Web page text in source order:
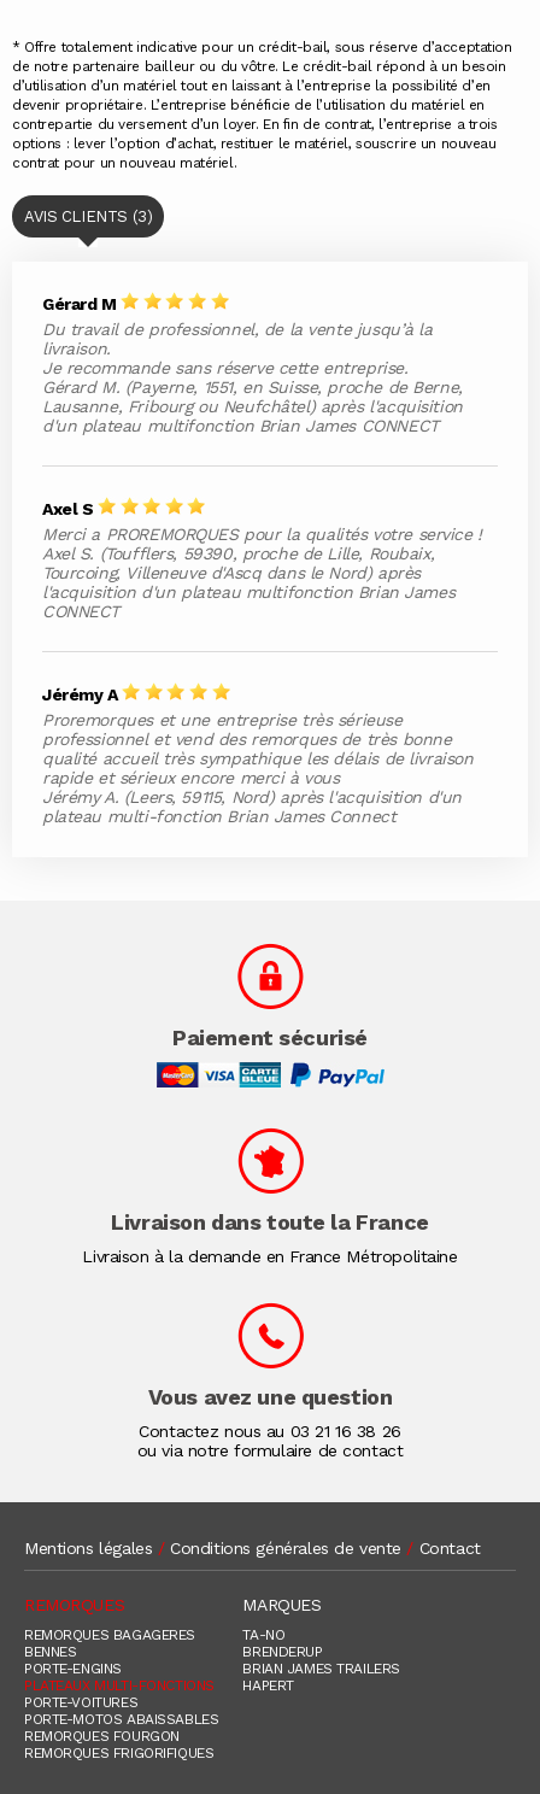
* Offre totalement indicative pour un crédit-bail, sous réserve d’acceptation
de notre partenaire bailleur ou du vôtre. Le crédit-bail répond à un besoin
d’utilisation d’un matériel tout en laissant à l’entreprise la possibilité d’en
devenir propriétaire. L’entreprise bénéficie de l’utilisation du matériel en
contrepartie du versement d’un loyer. En fin de contrat, l’entreprise a trois
options : lever l’option d’achat, restituer le matériel, souscrire un nouveau
contrat pour un nouveau matériel.
AVIS CLIENTS (3)
Gérard M
Du travail de professionnel, de la vente jusqu’à la
livraison.
Je recommande sans réserve cette entreprise.
Gérard M. (Payerne, 1551, en Suisse, proche de Berne,
Lausanne, Fribourg ou Neufchâtel) après l'acquisition
d'un plateau multifonction Brian James CONNECT
Axel S
Merci a PROREMORQUES pour la qualités votre service !
Axel S. (Toufflers, 59390, proche de Lille, Roubaix,
Tourcoing, Villeneuve d'Ascq dans le Nord) après
l'acquisition d'un plateau multifonction Brian James
CONNECT
Jérémy A
Proremorques et une entreprise très sérieuse
professionnel et vend des remorques de très bonne
qualité accueil très sympathique les délais de livraison
rapide et sérieux encore merci à vous
Jérémy A. (Leers, 59115, Nord) après l'acquisition d'un
plateau multi-fonction Brian James Connect
Paiement sécurisé
Livraison dans toute la France
Livraison à la demande en France Métropolitaine
Vous avez une question
Contactez nous au 03 21 16 38 26
ou via notre formulaire de contact
Mentions légales / Conditions générales de vente / Contact
REMORQUES
REMORQUES BAGAGERES
BENNES
PORTE-ENGINS
PLATEAUX MULTI-FONCTIONS
PORTE-VOITURES
PORTE-MOTOS ABAISSABLES
REMORQUES FOURGON
REMORQUES FRIGORIFIQUES
MARQUES
TA-NO
BRENDERUP
BRIAN JAMES TRAILERS
HAPERT